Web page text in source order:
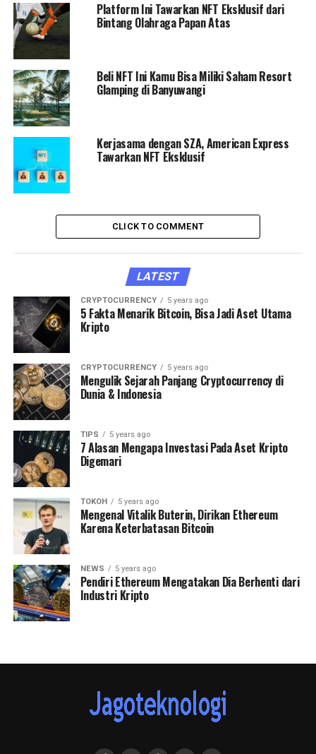
Platform Ini Tawarkan NFT Eksklusif dari
Bintang Olahraga Papan Atas
Beli NFT Ini Kamu Bisa Miliki Saham Resort
Glamping di Banyuwangi
Kerjasama dengan SZA, American Express
Tawarkan NFT Eksklusif
CLICK TO COMMENT
LATEST
CRYPTOCURRENCY 5 years ago
5 Fakta Menarik Bitcoin, Bisa Jadi Aset Utama
Kripto
CRYPTOCURRENCY 5 years ago
Mengulik Sejarah Panjang Cryptocurrency di
Dunia & Indonesia
TIPS 5 years ago
7 Alasan Mengapa Investasi Pada Aset Kripto
Digemari
TOKOH 5 years ago
Mengenal Vitalik Buterin, Dirikan Ethereum
Karena Keterbatasan Bitcoin
NEWS 5 years ago
Pendiri Ethereum Mengatakan Dia Berhenti dari
Industri Kripto